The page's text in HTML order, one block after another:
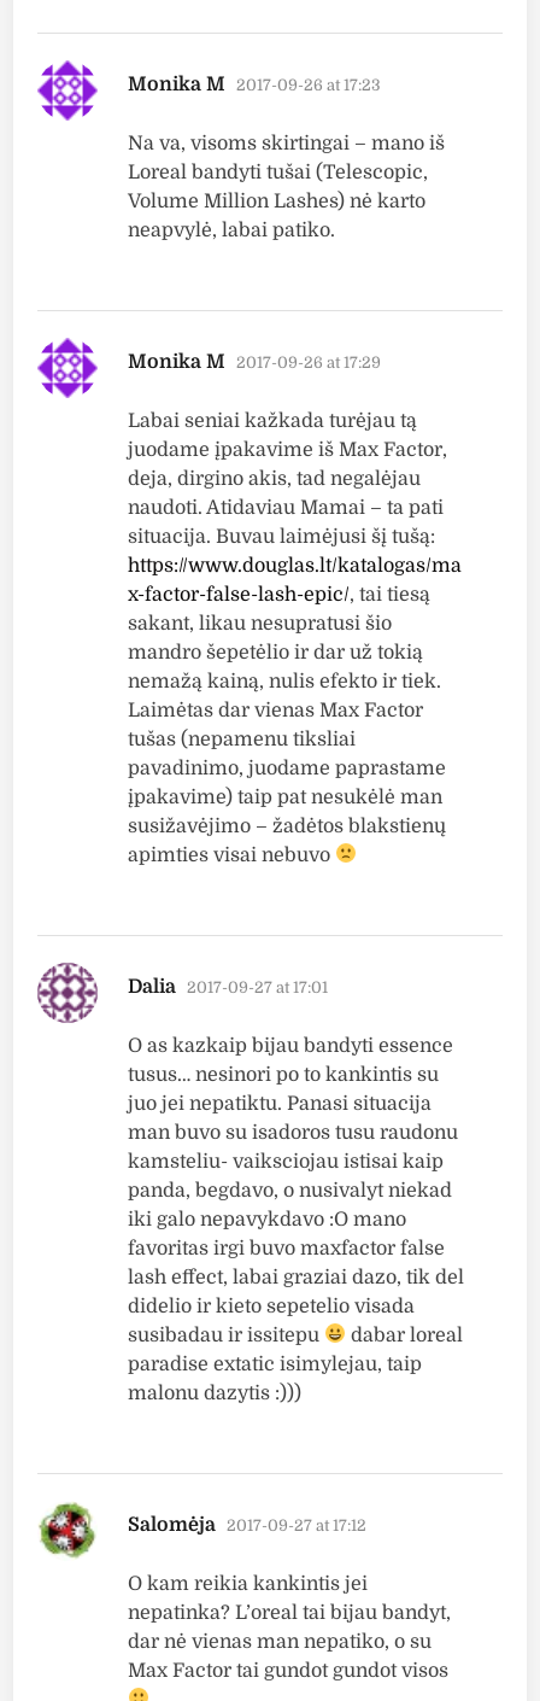
Monika M says:
2017-09-26 at 17:23
Na va, visoms skirtingai – mano iš
Loreal bandyti tušai (Telescopic,
Volume Million Lashes) nė karto
neapvylė, labai patiko.
Monika M says:
2017-09-26 at 17:29
Labai seniai kažkada turėjau tą
juodame įpakavime iš Max Factor,
deja, dirgino akis, tad negalėjau
naudoti. Atidaviau Mamai – ta pati
situacija. Buvau laimėjusi šį tušą:
https://www.douglas.lt/katalogas/ma
x-factor-false-lash-epic/, tai tiesą
sakant, likau nesupratusi šio
mandro šepetėlio ir dar už tokią
nemažą kainą, nulis efekto ir tiek.
Laimėtas dar vienas Max Factor
tušas (nepamenu tiksliai
pavadinimo, juodame paprastame
įpakavime) taip pat nesukėlė man
susižavėjimo – žadėtos blakstienų
apimties visai nebuvo
Dalia says:
2017-09-27 at 17:01
O as kazkaip bijau bandyti essence
tusus… nesinori po to kankintis su
juo jei nepatiktu. Panasi situacija
man buvo su isadoros tusu raudonu
kamsteliu- vaiksciojau istisai kaip
panda, begdavo, o nusivalyt niekad
iki galo nepavykdavo :O mano
favoritas irgi buvo maxfactor false
lash effect, labai graziai dazo, tik del
didelio ir kieto sepetelio visada
susibadau ir issitepu
dabar loreal
paradise extatic isimylejau, taip
malonu dazytis :)))
Salomėja says:
2017-09-27 at 17:12
O kam reikia kankintis jei
nepatinka? L’oreal tai bijau bandyt,
dar nė vienas man nepatiko, o su
Max Factor tai gundot gundot visos